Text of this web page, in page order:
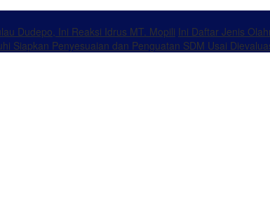
Dudepo, Ini Reaksi Idrus MT. Mopili Ini Daftar Jenis
Siapkan Penyesuaian dan Penguatan SDM Usai